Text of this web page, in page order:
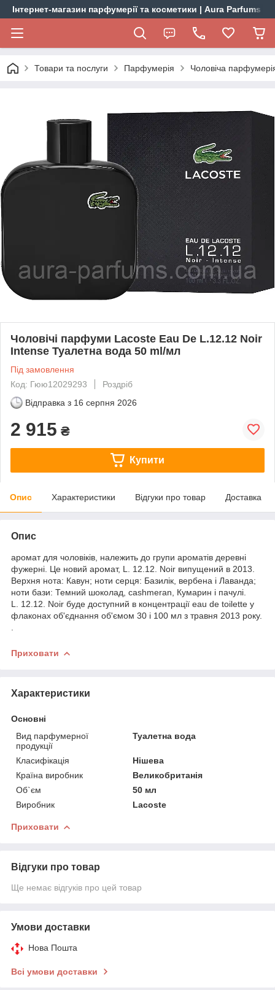
Інтернет-магазин парфумерії та косметики | Aura Parfums
Товари та послуги Парфумерія Чоловіча
Чоловічі парфуми Lacoste Eau De L.12.12 Noir
Intense Туалетна вода 50 ml/мл
Під замовлення
Код: Гюю12029293
Роздріб
Відправка з 16 серпня 2026
2 915 ₴
Купити
Опис Характеристики Відгуки про товар Доставка
Опис
аромат для чоловіків, належить до групи ароматів деревні
фужерні. Це новий аромат, L. 12.12. Noir випущений в 2013.
Верхня нота: Кавун; ноти серця: Базилік, вербена і Лаванда;
ноти бази: Темний шоколад, cashmeran, Кумарин і пачулі.
L. 12.12. Noir буде доступний в концентрації eau de toilette у
флаконах об'єднання об'ємом 30 і 100 мл з травня 2013 року.
Приховати
Характеристики
Основні
Вид парфумерної
продукції
Туалетна вода
Класифікація
Нішева
Країна виробник
Великобританія
Об`єм
50 мл
Виробник
Lacoste
Приховати
Відгуки про товар
Ще немає відгуків про цей товар
Умови доставки
Нова Пошта
Всі умови доставки